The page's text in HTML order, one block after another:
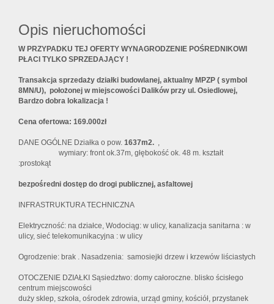
Opis nieruchomości
W PRZYPADKU TEJ OFERTY WYNAGRODZENIE POŚREDNIKOWI
PŁACI TYLKO SPRZEDAJĄCY !
Transakcja sprzedaży działki budowlanej, aktualny MPZP ( symbol
8MN/U), położonej w miejscowości Dalików przy ul. Osiedlowej,
Bardzo dobra lokalizacja !
Cena ofertowa: 169.000zł
DANE OGÓLNE Działka o pow. 1637m2. ,
wymiary: front ok.37m, głębokość ok. 48 m. kształt
:prostokąt
bezpośredni dostęp do drogi publicznej, asfaltowej
INFRASTRUKTURA TECHNICZNA
Elektryczność: na działce, Wodociąg: w ulicy, kanalizacja sanitarna : w
ulicy, sieć telekomunikacyjna : w ulicy
Ogrodzenie: brak . Nasadzenia: samosiejki drzew i krzewów liściastych
OTOCZENIE DZIAŁKI Sąsiedztwo: domy całoroczne. blisko ścisłego
centrum miejscowości
duży sklep, szkoła, ośrodek zdrowia, urząd gminy, kościół, przystanek